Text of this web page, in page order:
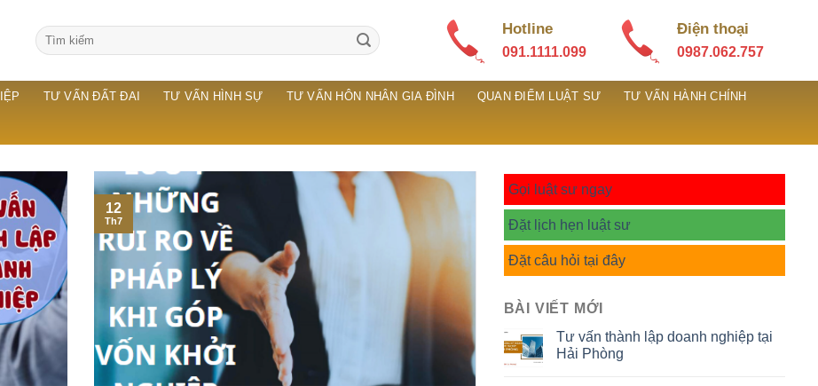
Hotline
091.1111.099
Điện thoại
0987.062.757
TƯ VẤN ĐẤT ĐAI TƯ VẤN HÌNH SỰ TƯ VẤN HÔN NHÂN GIA ĐÌNH QUAN ĐIỂM LUẬT SƯ TƯ VẤN HÀNH CHÍNH
12
Th7
Gọi luật sư ngay
Đặt lịch hẹn luật sư
Đặt câu hỏi tại đây
BÀI VIẾT MỚI
Tư vấn thành lập doanh nghiệp tại
Hải Phòng